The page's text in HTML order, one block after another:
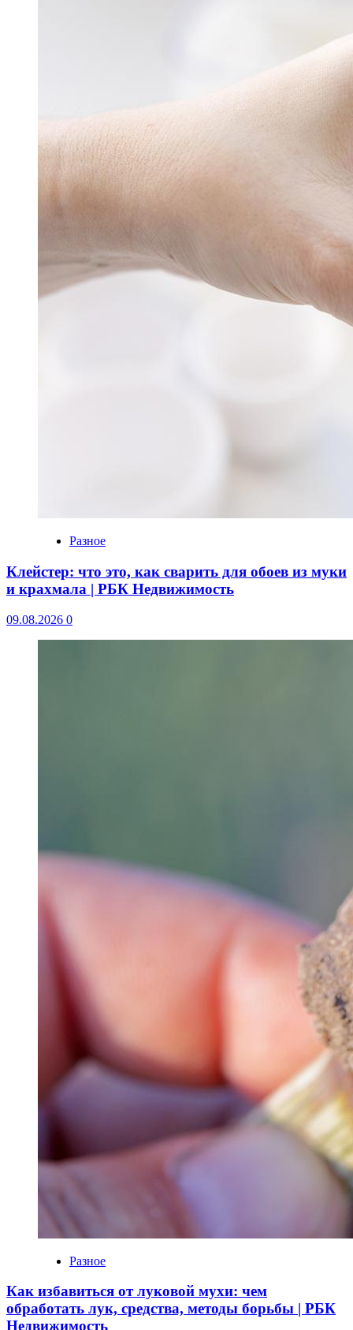
Разное
Клейстер: что это, как сварить для обоев из муки
и крахмала | РБК Недвижимость
09.08.2026 0
Разное
Как избавиться от луковой мухи: чем
обработать лук, средства, методы борьбы | РБК
Недвижимость